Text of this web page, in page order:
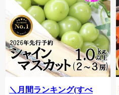
＼月間ランキング(すべ